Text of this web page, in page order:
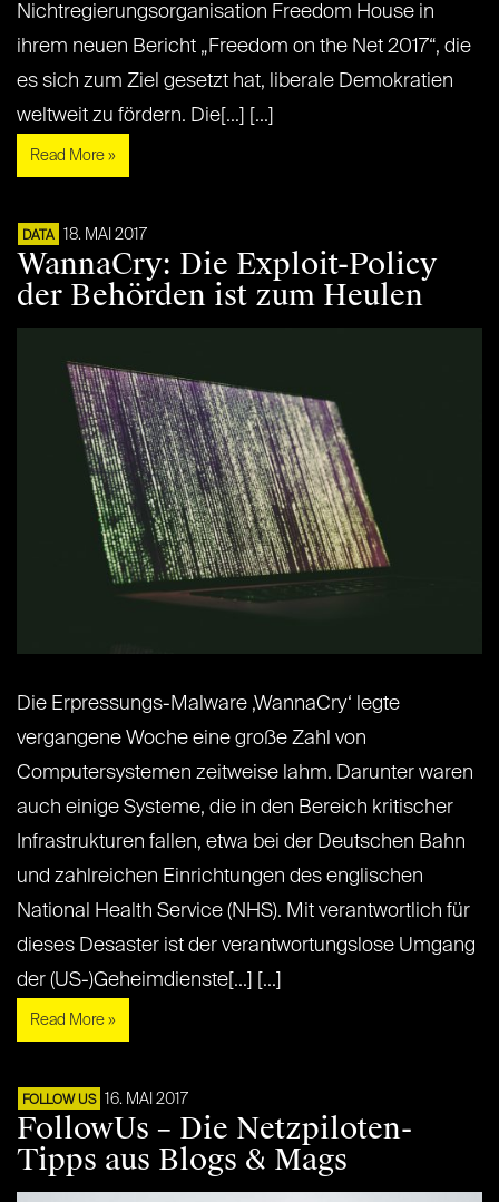
Nichtregierungsorganisation Freedom House in
ihrem neuen Bericht „Freedom on the Net 2017“, die
es sich zum Ziel gesetzt hat, liberale Demokratien
weltweit zu fördern. Die[...] [...]
Read More »
DATA 18. MAI 2017
WannaCry: Die Exploit-Policy
der Behörden ist zum Heulen
Die Erpressungs-Malware ‚WannaCry‘ legte
vergangene Woche eine große Zahl von
Computersystemen zeitweise lahm. Darunter waren
auch einige Systeme, die in den Bereich kritischer
Infrastrukturen fallen, etwa bei der Deutschen Bahn
und zahlreichen Einrichtungen des englischen
National Health Service (NHS). Mit verantwortlich für
dieses Desaster ist der verantwortungslose Umgang
der (US-)Geheimdienste[...] [...]
Read More »
FOLLOW US 16. MAI 2017
FollowUs – Die Netzpiloten-
Tipps aus Blogs & Mags